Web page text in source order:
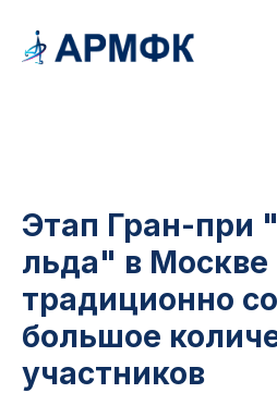
Этап Гран-при
льда" в Москве
традиционно
большое
участников